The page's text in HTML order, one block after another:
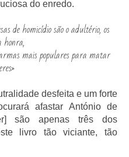
do enredo.
de homicídio são o adultério, os
honra,
mais populares para matar
desfeita e um forte
afastar António de
são apenas três dos
livro tão viciante, tão